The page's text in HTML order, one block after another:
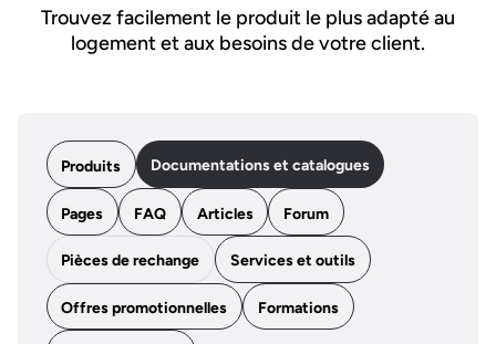
Trouvez facilement le produit le plus adapté au
logement et aux besoins de votre client.
Produits Documentations et catalogues
Pages FAQ Articles Forum
Pièces de rechange Services et outils
Offres promotionnelles Formations